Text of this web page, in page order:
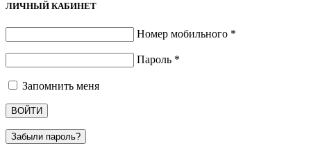
ЛИЧНЫЙ КАБИНЕТ
Номер мобильного *
Пароль *
Запомнить меня
ВОЙТИ
Забыли пароль?